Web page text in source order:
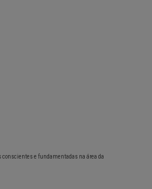
conscientes e fundamentadas na área da